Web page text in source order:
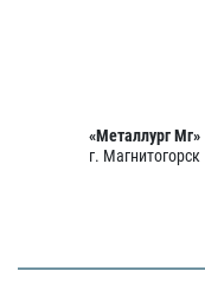
«Металлург Мг»
г. Магнитогорск